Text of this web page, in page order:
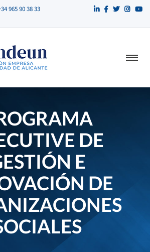
965 90 38 33
DE
E
DE